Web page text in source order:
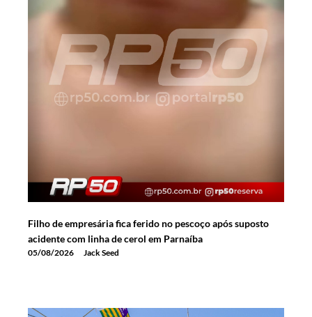
Filho de empresária fica ferido no pescoço após suposto
acidente com linha de cerol em Parnaíba
05/08/2026 Jack Seed